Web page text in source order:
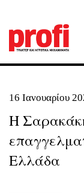
16 Ιανουαρίου
Η
Ελλάδα